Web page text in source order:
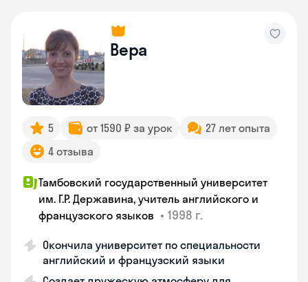
Вера
5 от 1590 ₽ за урок
27 лет опыта
4 отзыва
Тамбовский государственный университет
им. Г.Р. Державина, учитель английского и
французского языков • 1998 г.
Окончила университет по специальности
английский и французский языки